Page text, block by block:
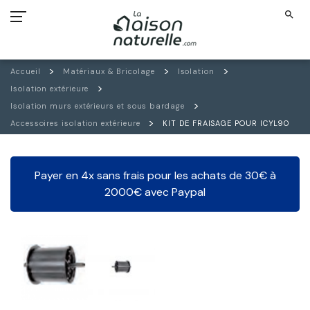
search
Accueil Matériaux & Bricolage
Isolation
Isolation extérieure
Isolation murs extérieurs et sous bardage
Accessoires isolation extérieure
KIT DE FRAISAGE POUR ICYL90
Payer en 4x sans frais pour les achats de 30€ à
2000€ avec Paypal